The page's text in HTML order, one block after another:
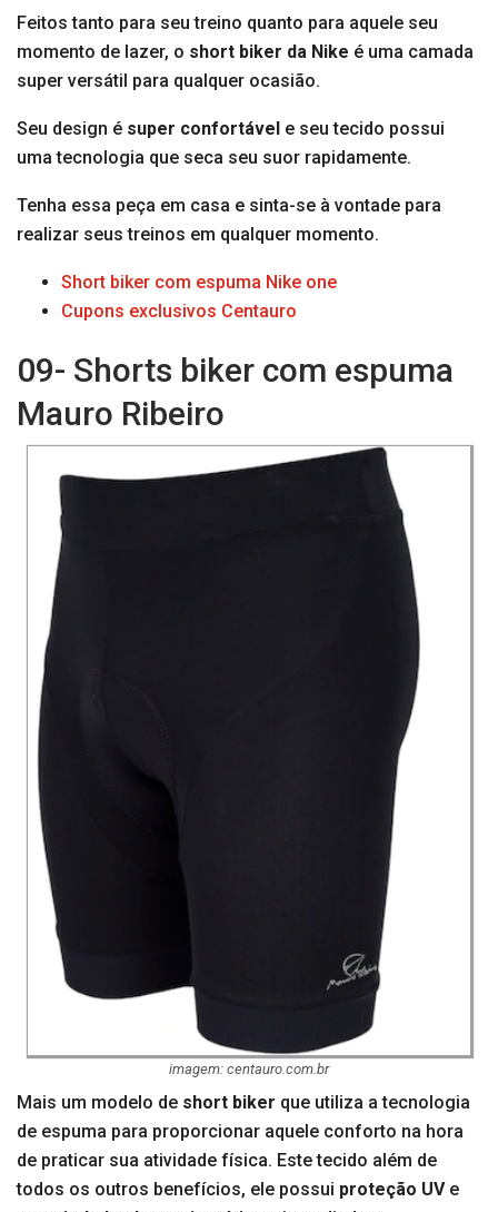
Feitos tanto para seu treino quanto para aquele seu
momento de lazer, o short biker da Nike é uma camada
super versátil para qualquer ocasião.
Seu design é super confortável e seu tecido possui
uma tecnologia que seca seu suor rapidamente.
Tenha essa peça em casa e sinta-se à vontade para
realizar seus treinos em qualquer momento.
Short biker com espuma Nike one
Cupons exclusivos Centauro
09- Shorts biker com espuma
Mauro Ribeiro
imagem: centauro.com.br
Mais um modelo de short biker que utiliza a tecnologia
de espuma para proporcionar aquele conforto na hora
de praticar sua atividade física. Este tecido além de
todos os outros benefícios, ele possui proteção UV e